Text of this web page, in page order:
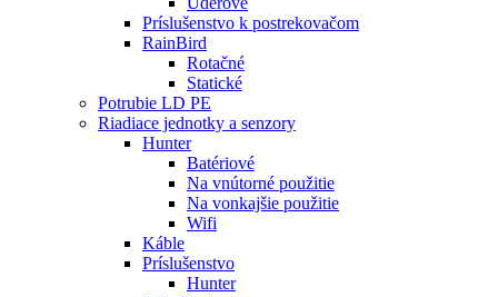
Príslušenstvo k postrekovačom
RainBird
Rotačné
Statické
Potrubie LD PE
Riadiace jednotky a senzory
Hunter
Batériové
Na vnútorné použitie
Na vonkajšie použitie
Wifi
Káble
Príslušenstvo
Hunter